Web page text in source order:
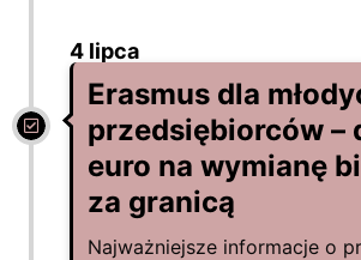
4 lipca
Erasmus dla
przedsiębiorców –
euro na wymianę
za granicą
Najważniejsze informacje o